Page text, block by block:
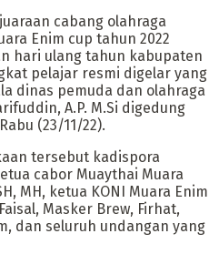
cabang olahraga
Enim cup tahun 2022
hari ulang tahun kabupaten
pelajar resmi digelar yang
dinas pemuda dan olahraga
A.P. M.Si digedung
(23/11/22).
tersebut kadispora
cabor Muaythai Muara
MH, ketua KONI Muara Enim
Masker Brew, Firhat,
dan seluruh undangan yang